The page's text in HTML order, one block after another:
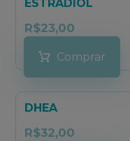
ESTRADIOL
R$23,00
Comprar
DHEA
R$32,00